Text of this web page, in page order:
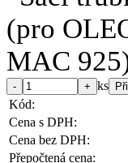
ks
Kód:
Cena s DPH:
Cena bez DPH:
Přepočtená cena: